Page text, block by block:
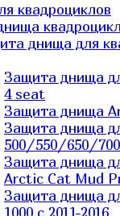
квадроциклов
днища для
Защита днища
4 seat
Защита днища
Защита днища
500/550/650/
Защита днища
Arctic Cat Mud
Защита днища
1000 c 2011-2016